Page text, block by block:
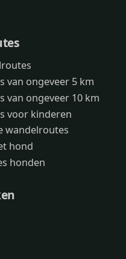
van ongeveer 5 km
van ongeveer 10 km
voor kinderen
wandelroutes
hond
honden